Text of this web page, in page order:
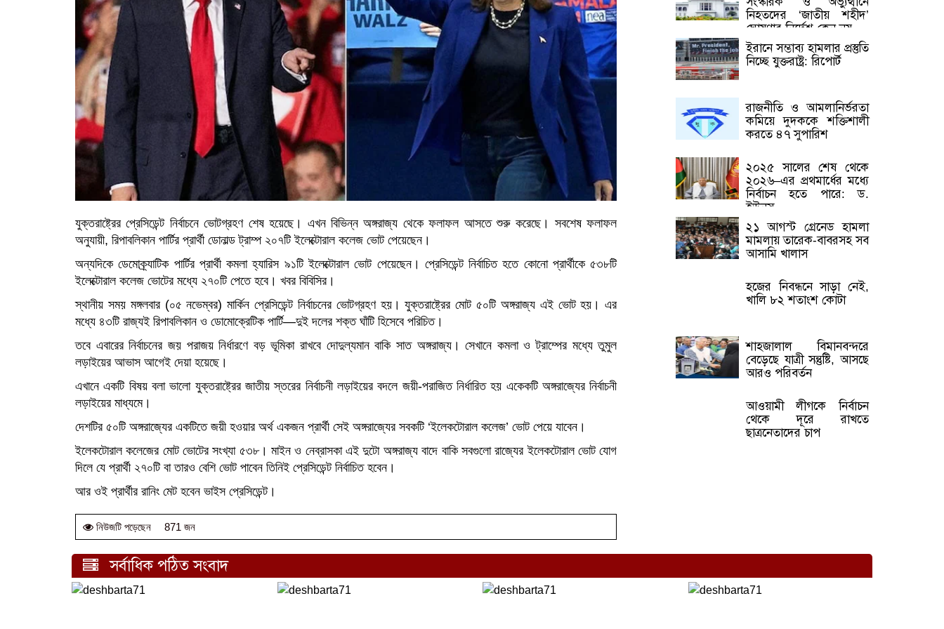
যুক্তরাষ্ট্রের প্রেসিডেন্ট নির্বাচনে ভোটগ্রহণ শেষ হয়েছে। এখন বিভিন্ন অঙ্গরাজ্য থেকে ফলাফল আসতে শুরু করেছে। সবশেষ ফলাফল
অনুযায়ী, রিপাবলিকান পার্টির প্রার্থী ডোনাল্ড ট্রাম্প ২০৭টি ইলেক্টোরাল কলেজ ভোট পেয়েছেন।
অন্যদিকে ডেমোক্র্যাটিক পার্টির প্রার্থী কমলা হ্যারিস ৯১টি ইলেক্টোরাল ভোট পেয়েছেন। প্রেসিডেন্ট নির্বাচিত হতে কোনো প্রার্থীকে ৫৩৮টি
ইলেক্টোরাল কলেজ ভোটের মধ্যে ২৭০টি পেতে হবে। খবর বিবিসির।
স্থানীয় সময় মঙ্গলবার (০৫ নভেম্বর) মার্কিন প্রেসিডেন্ট নির্বাচনের ভোটগ্রহণ হয়। যুক্তরাষ্ট্রের মোট ৫০টি অঙ্গরাজ্য এই ভোট হয়। এর
মধ্যে ৪৩টি রাজ্যই রিপাবলিকান ও ডোমোক্রেটিক পার্টি—দুই দলের শক্ত ঘাঁটি হিসেবে পরিচিত।
তবে এবারের নির্বাচনের জয় পরাজয় নির্ধারণে বড় ভূমিকা রাখবে দোদুল্যমান বাকি সাত অঙ্গরাজ্য। সেখানে কমলা ও ট্রাম্পের মধ্যে তুমুল
লড়াইয়ের আভাস আগেই দেয়া হয়েছে।
এখানে একটি বিষয় বলা ভালো যুক্তরাষ্ট্রের জাতীয় স্তরের নির্বাচনী লড়াইয়ের বদলে জয়ী-পরাজিত নির্ধারিত হয় একেকটি অঙ্গরাজ্যের নির্বাচনী
লড়াইয়ের মাধ্যমে।
দেশটির ৫০টি অঙ্গরাজ্যের একটিতে জয়ী হওয়ার অর্থ একজন প্রার্থী সেই অঙ্গরাজ্যের সবকটি ‘ইলেকটোরাল কলেজ’ ভোট পেয়ে যাবেন।
ইলেকটোরাল কলেজের মোট ভোটের সংখ্যা ৫৩৮। মাইন ও নেব্রাসকা এই দুটো অঙ্গরাজ্য বাদে বাকি সবগুলো রাজ্যের ইলেকটোরাল ভোট যোগ
দিলে যে প্রার্থী ২৭০টি বা তারও বেশি ভোট পাবেন তিনিই প্রেসিডেন্ট নির্বাচিত হবেন।
আর ওই প্রার্থীর রানিং মেট হবেন ভাইস প্রেসিডেন্ট।
নিউজটি পড়েছেন 871 জন
নিহতদের ‘জাতীয় শহীদ’
ঘোষণার নির্দেশ কেন নয়
ইরানে সম্ভাব্য হামলার প্রস্তুতি
নিচ্ছে যুক্তরাষ্ট্র: রিপোর্ট
রাজনীতি ও আমলানির্ভরতা
কমিয়ে দুদককে শক্তিশালী
করতে ৪৭ সুপারিশ
২০২৫ সালের শেষ থেকে
২০২৬–এর প্রথমার্ধের মধ্যে
নির্বাচন হতে পারে: ড.
ইউনূস
২১ আগস্ট গ্রেনেড হামলা
মামলায় তারেক-বাবরসহ সব
আসামি খালাস
হজের নিবন্ধনে সাড়া নেই,
খালি ৮২ শতাংশ কোটা
শাহজালাল বিমানবন্দরে
বেড়েছে যাত্রী সন্তুষ্টি, আসছে
আরও পরিবর্তন
আওয়ামী লীগকে নির্বাচন
থেকে দূরে রাখতে
ছাত্রনেতাদের চাপ
সর্বাধিক পঠিত সংবাদ